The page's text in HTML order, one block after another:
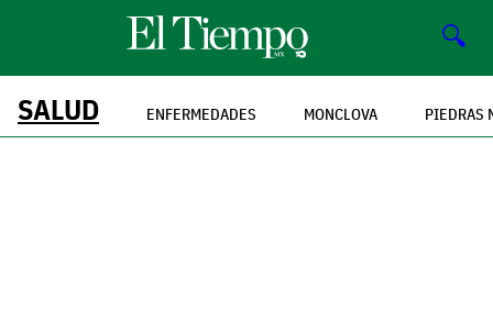
🔍
SALUD ENFERMEDADES MONCLOVA PIEDRAS